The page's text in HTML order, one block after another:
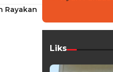
Rayakan
Liks